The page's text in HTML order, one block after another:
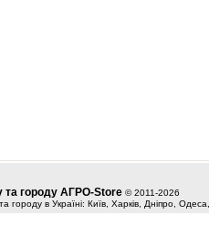
та городу АГРО-Store © 2011-2026
городу в Україні: Київ, Харків, Дніпро,